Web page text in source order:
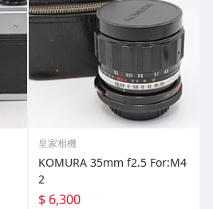
皇家相機
KOMURA 35mm f2.5 For:M4
2
$ 6,300